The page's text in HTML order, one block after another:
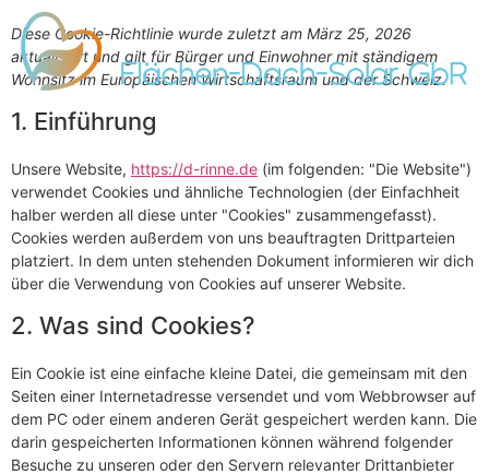
Diese Cookie-Richtlinie wurde zuletzt am März 25, 2026
aktualisiert und gilt für Bürger und Einwohner mit ständigem
Wohnsitz im Europäischen Wirtschaftsraum und der Schweiz.
1. Einführung
Unsere Website, https://d-rinne.de (im folgenden: "Die Website")
verwendet Cookies und ähnliche Technologien (der Einfachheit
halber werden all diese unter "Cookies" zusammengefasst).
Cookies werden außerdem von uns beauftragten Drittparteien
platziert. In dem unten stehenden Dokument informieren wir dich
über die Verwendung von Cookies auf unserer Website.
2. Was sind Cookies?
Ein Cookie ist eine einfache kleine Datei, die gemeinsam mit den
Seiten einer Internetadresse versendet und vom Webbrowser auf
dem PC oder einem anderen Gerät gespeichert werden kann. Die
darin gespeicherten Informationen können während folgender
Besuche zu unseren oder den Servern relevanter Drittanbieter